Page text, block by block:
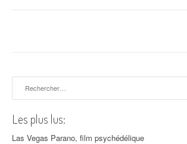
Les plus lus:
Las Vegas Parano, film psychédélique